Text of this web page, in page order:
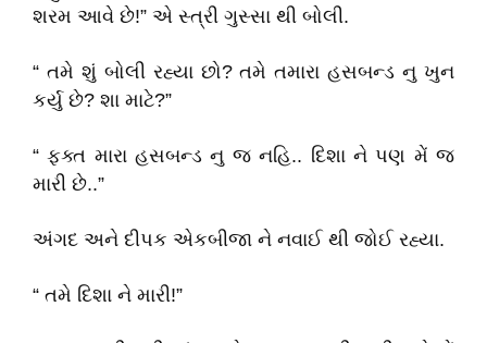
શરમ આવે છે!” એ સ્ત્રી ગુસ્સા થી બોલી.
“ તમે શું બોલી રહ્યા છો? તમે તમારા હસબન્ડ નુ ખુન
કર્યુ છે? શા માટે?”
“ ફક્ત મારા હસબન્ડ નુ જ નહિ.. દિશા ને પણ મેં જ
મારી છે..”
અંગદ અને દીપક એકબીજા ને નવાઈ થી જોઈ રહ્યા.
“ તમે દિશા ને મારી!”